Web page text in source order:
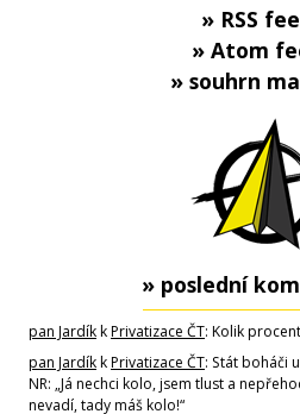
» RSS
» Atom
» souhrn
» poslední
pan JardíkkPrivatizace ČT: Kolik
pan JardíkkPrivatizace ČT: Stát boháči
NR: „Já nechci kolo, jsem tlust a
nevadí, tady máš kolo!“